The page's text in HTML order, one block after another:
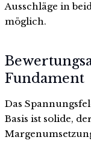
Ausschläge in
möglich.
Fundament
Das
Basis ist solide,